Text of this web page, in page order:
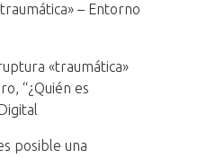
– Entorno
«traumática»
“¿Quién es
posible una